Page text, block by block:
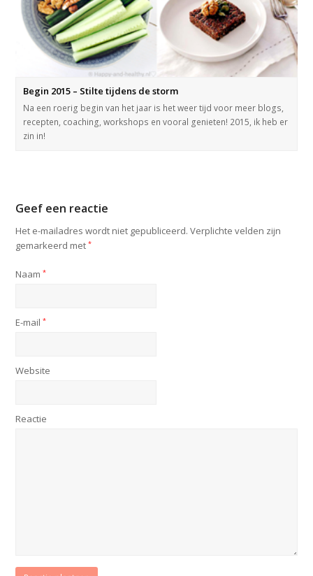
Begin 2015 – Stilte tijdens de storm
Na een roerig begin van het jaar is het weer tijd voor meer blogs,
recepten, coaching, workshops en vooral genieten! 2015, ik heb er
zin in!
Geef een reactie
Het e-mailadres wordt niet gepubliceerd. Verplichte velden zijn
gemarkeerd met*
Naam*
E-mail*
Website
Reactie